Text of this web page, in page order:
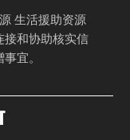
生活援助资源
接和协助核实信
宜。